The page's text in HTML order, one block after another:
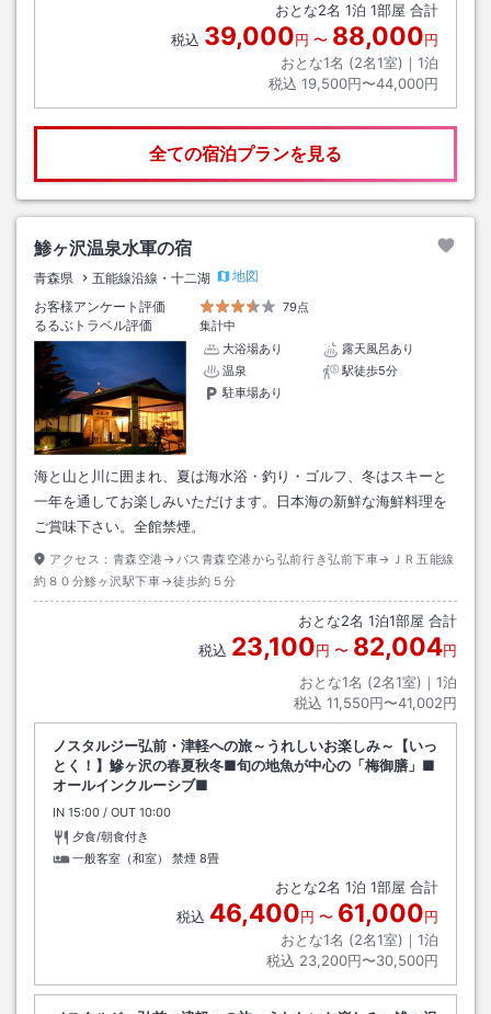
おとな2名 1泊 1部屋 合計
税込 39,000円 〜 88,000円
おとな1名 (2名1室)｜ 1泊
税込 19,500円〜44,000円
全ての宿泊プランを見る
鯵ヶ沢温泉水軍の宿
青森県 五能線沿線・十二湖
地図
お客様アンケート評価
79点
るるぶトラベル評価
集計中
大浴場あり
露天風呂あり
温泉
駅徒歩5分
駐車場あり
海と山と川に囲まれ、夏は海水浴・釣り・ゴルフ、冬はスキーと
一年を通してお楽しみいただけます。日本海の新鮮な海鮮料理を
ご賞味下さい。全館禁煙。
アクセス： 青森空港→バス青森空港から弘前行き弘前下車→ＪＲ五能線
約８０分鯵ヶ沢駅下車→徒歩約５分
おとな2名 1泊1部屋 合計
税込 23,100円 〜 82,004円
おとな1名 (2名1室)｜ 1泊
税込 11,550円〜41,002円
ノスタルジー弘前・津軽への旅～うれしいお楽しみ～【いっ
とく！】鰺ヶ沢の春夏秋冬■旬の地魚が中心の「梅御膳」■
オールインクルーシブ■
IN チェックイン
15:00 / OUT チェックアウト
10:00
夕食/朝食付き
一般客室（和室） 禁煙 8畳
おとな2名 1泊 1部屋 合計
税込 46,400円 〜 61,000円
おとな1名 (2名1室)｜ 1泊
税込 23,200円〜30,500円